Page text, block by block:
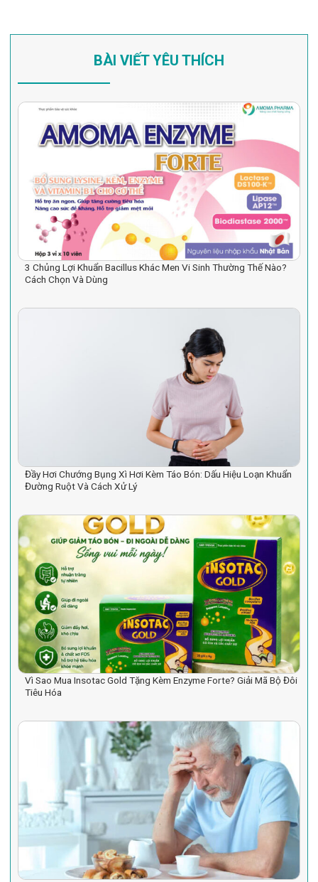
BÀI VIẾT YÊU THÍCH
3 Chủng Lợi Khuẩn Bacillus Khác Men Vi Sinh Thường Thế Nào?
Cách Chọn Và Dùng
Đầy Hơi Chướng Bụng Xì Hơi Kèm Táo Bón: Dấu Hiệu Loạn Khuẩn
Đường Ruột Và Cách Xử Lý
Vì Sao Mua Insotac Gold Tặng Kèm Enzyme Forte? Giải Mã Bộ Đôi
Tiêu Hóa